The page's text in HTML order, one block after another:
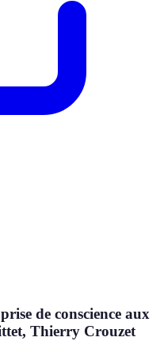
de conscience aux
Thierry Crouzet